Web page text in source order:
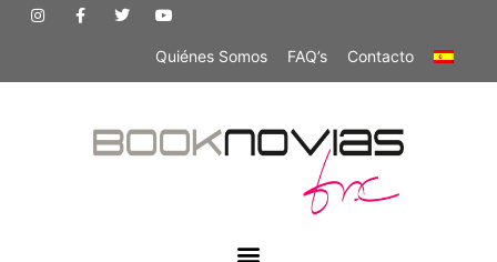
Quiénes Somos FAQ’s Contacto